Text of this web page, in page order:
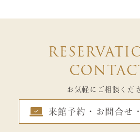
お気軽にご相談くだ
来館予約・お問合せ